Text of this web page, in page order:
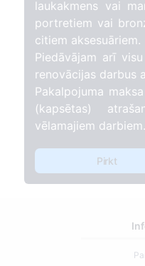
laukakmens vai
portretiem vai
citiem aksesuāriem.
Piedāvājam arī
renovācijas darbus
Pakalpojuma
(kapsētas)
vēlamajiem darbiem.
Pirkt